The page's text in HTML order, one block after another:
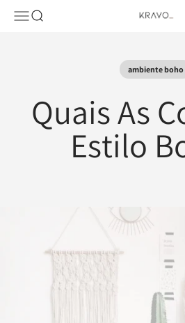
Pular para o conteúdo
Abrir menu de navegação
Abrir pesquisa KRAVO
ambiente boho
Quais As
Estilo